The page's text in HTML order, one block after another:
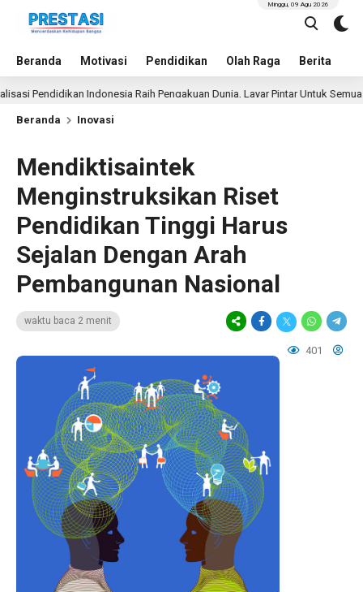
Beranda Motivasi Pendidikan Olah Raga Berita
Minggu, 09 Agu 2026
Indonesia Raih Pengakuan Dunia, Layar Pintar Untuk Semua Siswa
Beranda Inovasi
Mendiktisaintek
Menginstruksikan Riset
Pendidikan Tinggi Harus
Sejalan Dengan Arah
Pembangunan Nasional
waktu baca 2 menit
401